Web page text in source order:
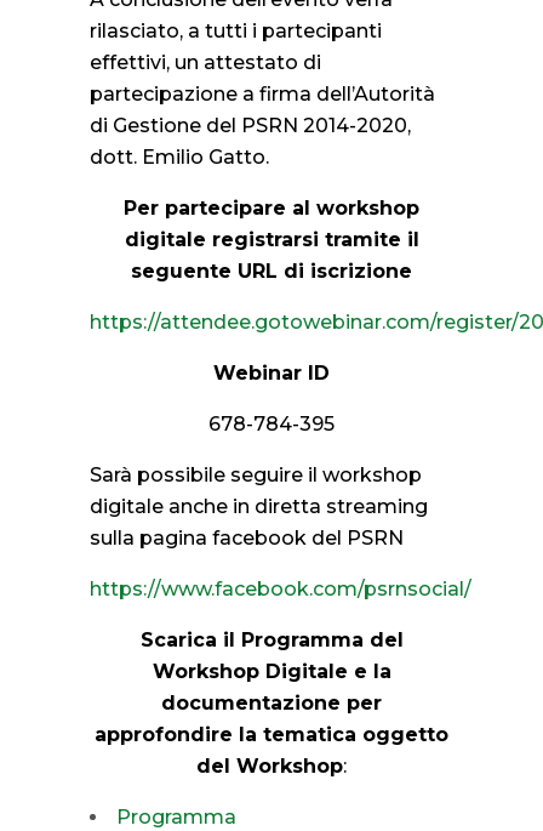
rilasciato, a tutti i partecipanti
effettivi, un attestato di
partecipazione a firma dell’Autorità
di Gestione del PSRN 2014-2020,
dott. Emilio Gatto.
Per partecipare al workshop
digitale registrarsi tramite il
seguente URL di iscrizione
https://attendee.gotowebinar.com/register/
Webinar ID
678-784-395
Sarà possibile seguire il workshop
digitale anche in diretta streaming
sulla pagina facebook del PSRN
https://www.facebook.com/psrnsocial/
Scarica il Programma del
Workshop Digitale e la
documentazione per
approfondire la tematica oggetto
del Workshop:
Programma